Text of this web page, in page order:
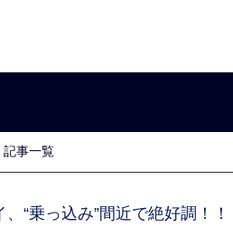
記事一覧
“乗っ込み”間近で絶好調！！